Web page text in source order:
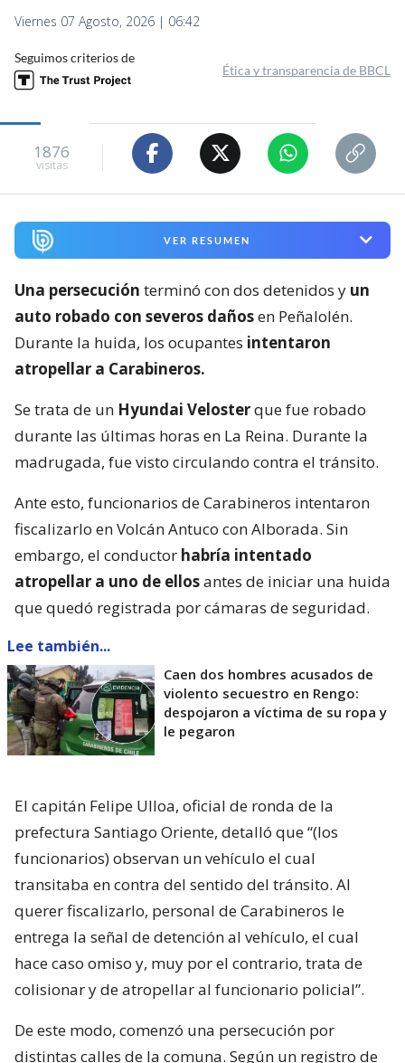
Viernes 07 Agosto, 2026 | 06:42
Seguimos criterios de
Ética y transparencia de BBCL
1876
visitas
VER RESUMEN
Una persecución terminó con dos detenidos y un
auto robado con severos dañosen Peñalolén.
Durante la huida, los ocupantes intentaron
atropellar a Carabineros.
Se trata de un Hyundai Velosterque fue robado
durante las últimas horas en La Reina. Durante la
madrugada, fue visto circulando contra el tránsito.
Ante esto, funcionarios de Carabineros intentaron
fiscalizarlo en Volcán Antuco con Alborada. Sin
embargo, el conductor habría intentado
atropellar a uno de ellosantes de iniciar una huida
que quedó registrada por cámaras de seguridad.
Lee también...
Caen dos hombres acusados de
violento secuestro en Rengo:
despojaron a víctima de su ropa y
le pegaron
El capitán Felipe Ulloa, oficial de ronda de la
prefectura Santiago Oriente, detalló que “(los
funcionarios) observan un vehículo el cual
transitaba en contra del sentido del tránsito. Al
querer fiscalizarlo, personal de Carabineros le
entrega la señal de detención al vehículo, el cual
hace caso omiso y, muy por el contrario, trata de
colisionar y de atropellar al funcionario policial”.
De este modo, comenzó una persecución por
distintas calles de la comuna. Según un registro de